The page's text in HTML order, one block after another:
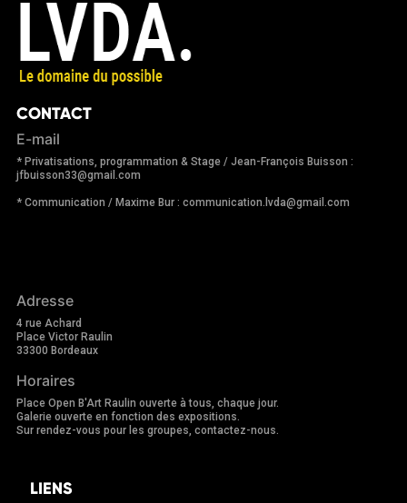
CONTACT
E-mail
* Privatisations, programmation & Stage / Jean-François Buisson :
jfbuisson33@gmail.com
* Communication / Maxime Bur : communication.lvda@gmail.com
Adresse
4 rue Achard
Place Victor Raulin
33300 Bordeaux
Horaires
Place Open B'Art Raulin ouverte à tous, chaque jour.
Galerie ouverte en fonction des expositions.
Sur rendez-vous pour les groupes, contactez-nous.
LIENS